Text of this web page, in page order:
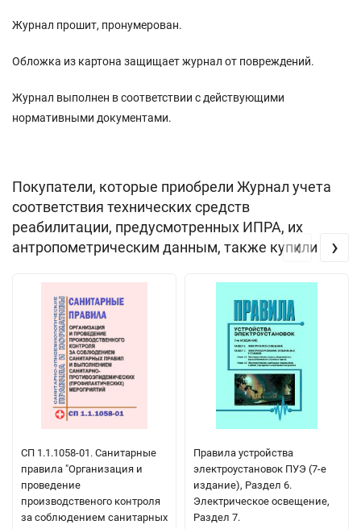
Журнал прошит, пронумерован.
Обложка из картона защищает журнал от повреждений.
Журнал выполнен в соответствии с действующими
нормативными документами.
Покупатели, которые приобрели Журнал учета
соответствия технических средств
реабилитации, предусмотренных ИПРА, их
антропометрическим данным, также купили
СП 1.1.1058-01. Санитарные
правила "Организация и
проведение
производственого контроля
за соблюдением санитарных
Правила устройства
электроустановок ПУЭ (7-е
издание), Раздел 6.
Электрическое освещение,
Раздел 7.
‹ ›